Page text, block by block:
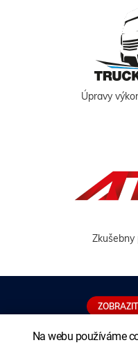
Na webu používáme
Úpravy
Zkušebny